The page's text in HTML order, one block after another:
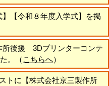
【令和８年度入学式】
を掲
所後援 3Dプリンターコンテ
。 （ こちらへ）
トに【株式会社京三製作所